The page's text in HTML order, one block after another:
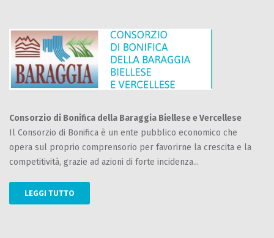
Consorzio di Bonifica della Baraggia Biellese e Vercellese
Il Consorzio di Bonifica è un ente pubblico economico che
opera sul proprio comprensorio per favorirne la crescita e la
competitività, grazie ad azioni di forte incidenza...
LEGGI TUTTO